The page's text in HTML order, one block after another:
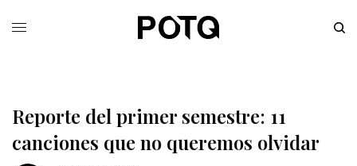
Reporte del primer semestre: 11
canciones que no queremos olvidar